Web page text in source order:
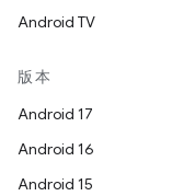
Android TV
版本
Android 17
Android 16
Android 15